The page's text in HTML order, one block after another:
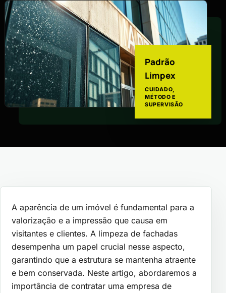
Padrão
Limpex
CUIDADO,
MÉTODO E
SUPERVISÃO
A aparência de um imóvel é fundamental para a
valorização e a impressão que causa em
visitantes e clientes. A limpeza de fachadas
desempenha um papel crucial nesse aspecto,
garantindo que a estrutura se mantenha atraente
e bem conservada. Neste artigo, abordaremos a
importância de contratar uma empresa de